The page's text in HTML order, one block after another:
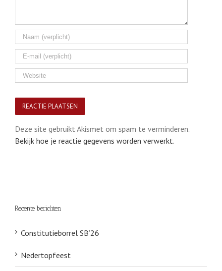
Deze site gebruikt Akismet om spam te verminderen.
Bekijk hoe je reactie gegevens worden verwerkt.
Recente berichten
Constitutieborrel SB’26
Nedertopfeest